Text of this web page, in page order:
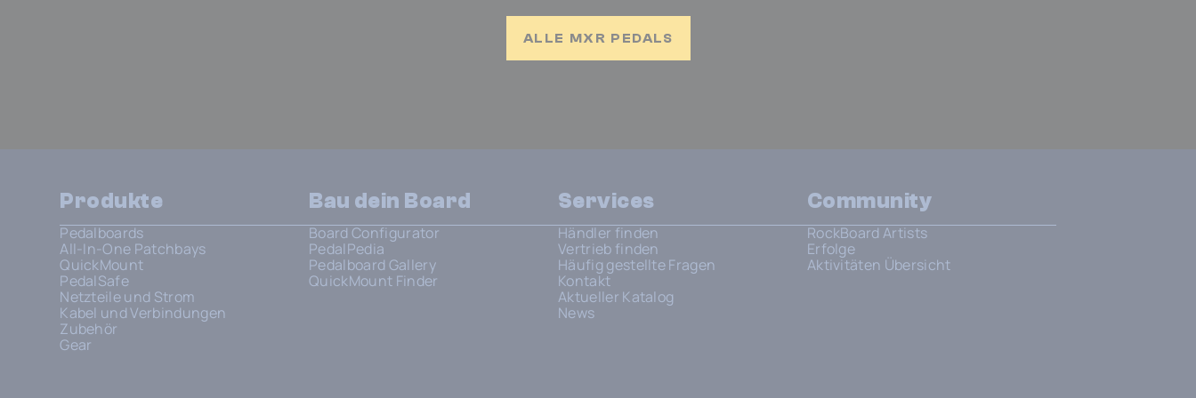
ALLE MXR PEDALS
Produkte
Pedalboards
All-In-One Patchbays
QuickMount
PedalSafe
Netzteile und Strom
Kabel und Verbindungen
Zubehör
Gear
Bau dein Board
Board Configurator
PedalPedia
Pedalboard Gallery
QuickMount Finder
Services
Händler finden
Vertrieb finden
Häufig gestellte Fragen
Kontakt
Aktueller Katalog
News
Community
RockBoard Artists
Erfolge
Aktivitäten Übersicht